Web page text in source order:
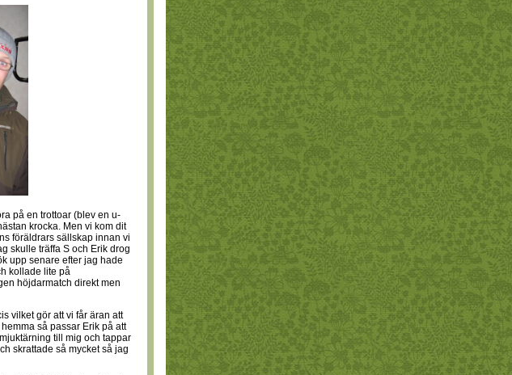
på en trottoar (blev en u-
krocka. Men vi kom dit
föräldrars sällskap innan vi
skulle träffa S och Erik drog
upp senare efter jag hade
kollade lite på
höjdarmatch direkt men
vilket gör att vi får äran att
så passar Erik på att
till mig och tappar
skrattade så mycket så jag